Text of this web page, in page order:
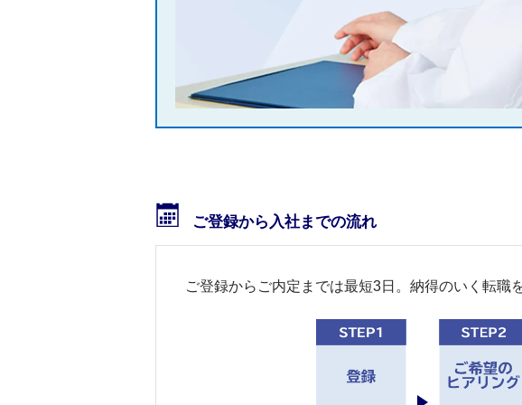
ご登録から入社までの流れ
ご登録からご内定までは最短3日。納得のいく転職